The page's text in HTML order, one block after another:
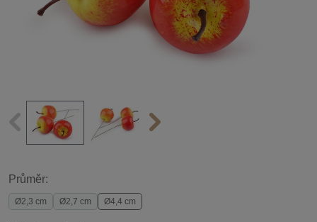
Průměr:
Ø2,3 cm Ø2,7 cm Ø4,4 cm